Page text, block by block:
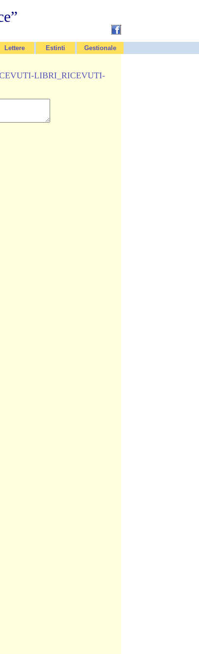
Lettere Estinti Gestionale
LIBRI_RICEVUTI-